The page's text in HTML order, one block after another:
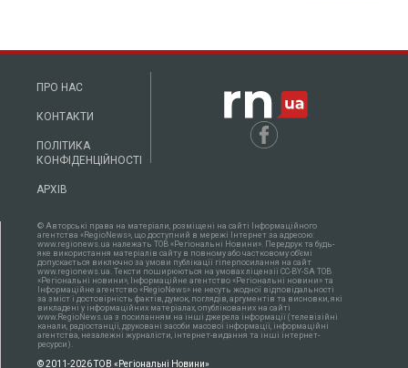
ПРО НАС
КОНТАКТИ
ПОЛІТИКА
КОНФІДЕНЦІЙНОСТІ
АРХІВ
© Авторські права на матеріали, розміщені на сайті Інформаційного
агентства «RegioNews», що доступний в мережі Інтернет за адресою:
www.regionews.ua належать ТОВ «Регіональні Новини». Передрук та будь-
яке використання матеріалів сайту в повному або частковому об'ємі
допускається виключно за умови публікації гіперпосилання на сайт
www.regionews.ua. Тексти поширюються нa умовах ліцензії CC-BY-SA ТОВ
«Регіональні новини», Інформаційне агентство «Регіональні новини» та
Інформаційне агентство «RegioNews» не несуть жодної відповідальності
за зміст і достовірність фактів, думок, поглядів, аргументів та висновки, які
викладені у інформаційних матеріалах, опублікованих на сайті
www.RegioNews.ua з посиланням на інші джерела інформації (телевізійні
канали, радіостанції, друковані засоби масової інформації, інформаційні
агентства, незалежні журналісти, інтернет-видання та інші інтернет-
ресурси).
© 2011-2026 ТОВ «Регіональні Новини»